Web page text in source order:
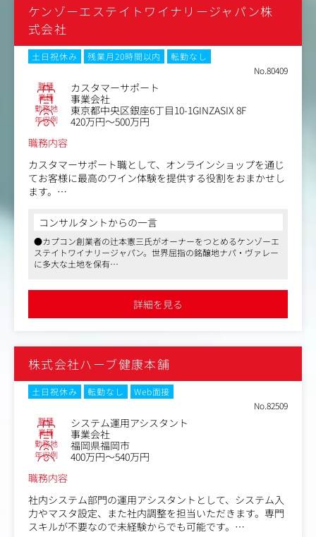
ケンゾーエステイトワイナリージャパン株
式会社
土日祝休み 残業月20時間以内
転勤なし
No.80409
職種 カスタマーサポート
業種 事業会社
勤務地 東京都中央区銀座6丁目10-1GINZASIX 8F
年収例
420万円～500万円
職務内容
カスタマーサポート職として、オンラインショップを通じ
てお客様に最高のワイン体験を提供する役割をおまかせし
ます。
（具体的には）
・オンラインショップのご注文における受注業務
・オンラインショップのお客様からのお問い合わせ対応
（電話、メールなど）
・オンラインショップのご注文における変更対応
変更の範囲：会社の定める業務
コンサルタントからの一言
●カプコン創業者の辻本憲三氏がオーナーをつとめるケンゾーエ
ステイトワイナリージャパン。世界屈指の銘醸地ナパ・ヴァレー
に多大な土地を保有
詳細を見る
株式会社ハーブ健康本舗
土日祝休み 転勤なし
Web面接
No.82509
職種 システム運用アシスタント
業種 事業会社
勤務地 福岡県福岡市
年収例
400万円～540万円
職務内容
社内システム部門の運用アシスタントとして、システム入
力やマスタ設定、また社内調整を担当いただきます。専門
スキルが不要なので未経験からでも可能です。